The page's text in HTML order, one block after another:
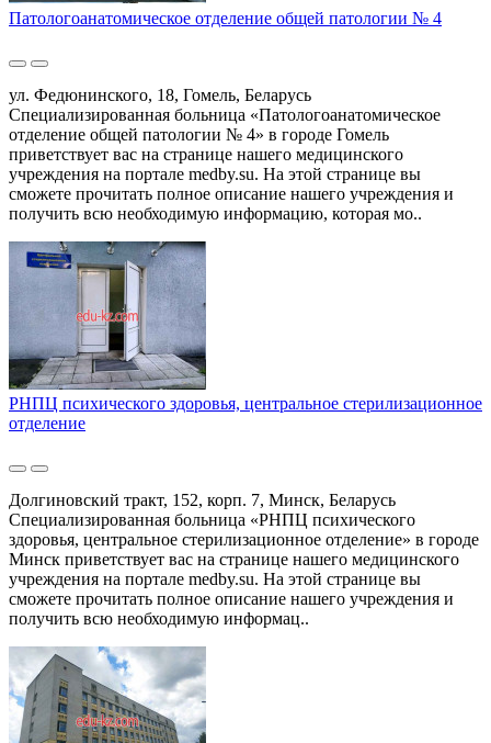
Патологоанатомическое отделение общей патологии № 4
ул. Федюнинского, 18, Гомель, Беларусь
Специализированная больница «Патологоанатомическое
отделение общей патологии № 4» в городе Гомель
приветствует вас на странице нашего медицинского
учреждения на портале medby.su. На этой странице вы
сможете прочитать полное описание нашего учреждения и
получить всю необходимую информацию, которая мо..
РНПЦ психического здоровья, центральное стерилизационное
отделение
Долгиновский тракт, 152, корп. 7, Минск, Беларусь
Специализированная больница «РНПЦ психического
здоровья, центральное стерилизационное отделение» в городе
Минск приветствует вас на странице нашего медицинского
учреждения на портале medby.su. На этой странице вы
сможете прочитать полное описание нашего учреждения и
получить всю необходимую информац..